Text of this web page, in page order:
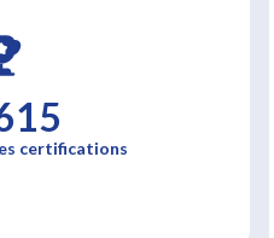
certifications